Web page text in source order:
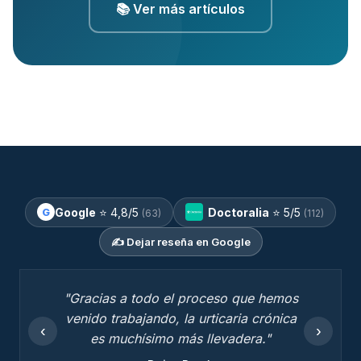
📚 Ver más artículos
G Google ⭐ 4,8/5 (63) Doctoralia ⭐ 5/5 (112)
✍️ Dejar reseña en Google
"Gracias a todo el proceso que hemos
venido trabajando, la urticaria crónica
es muchísimo más llevadera."
‹ ›